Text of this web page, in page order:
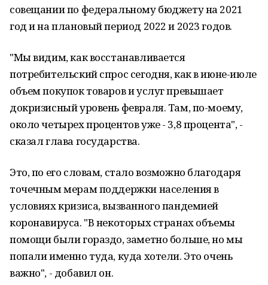
совещании по федеральному бюджету на 2021
год и на плановый период 2022 и 2023 годов.
"Мы видим, как восстанавливается
потребительский спрос сегодня, как в июне-июле
объем покупок товаров и услуг превышает
докризисный уровень февраля. Там, по-моему,
около четырех процентов уже - 3,8 процента", -
сказал глава государства.
Это, по его словам, стало возможно благодаря
точечным мерам поддержки населения в
условиях кризиса, вызванного пандемией
коронавируса. "В некоторых странах объемы
помощи были гораздо, заметно больше, но мы
попали именно туда, куда хотели. Это очень
важно", - добавил он.